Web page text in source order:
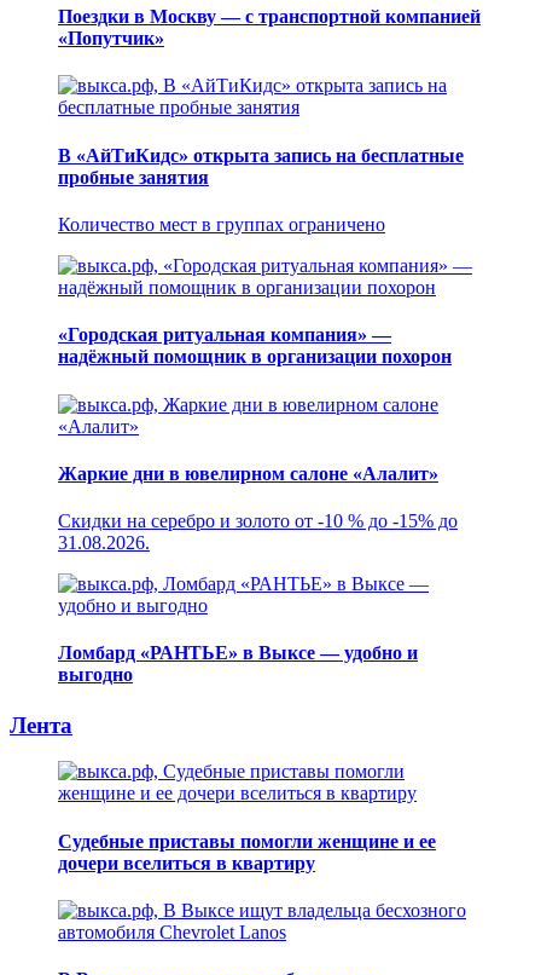
Поездки в Москву — с транспортной компанией
«Попутчик»
В «АйТиКидс» открыта запись на бесплатные
пробные занятия
Количество мест в группах ограничено
«Городская ритуальная компания» —
надёжный помощник в организации похорон
Жаркие дни в ювелирном салоне «Алалит»
Скидки на серебро и золото от -10 % до -15% до
31.08.2026.
Ломбард «РАНТЬЕ» в Выксе — удобно и
выгодно
Лента
Судебные приставы помогли женщине и ее
дочери вселиться в квартиру